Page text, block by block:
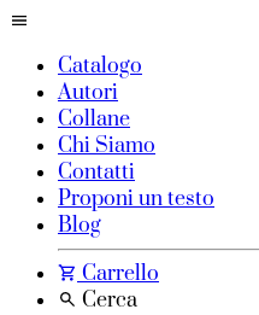
Catalogo
Autori
Collane
Chi Siamo
Contatti
Proponi un testo
Blog
Carrello
Cerca